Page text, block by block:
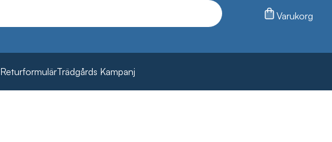
Varukorg
ReturformulärTrädgårds Kampanj